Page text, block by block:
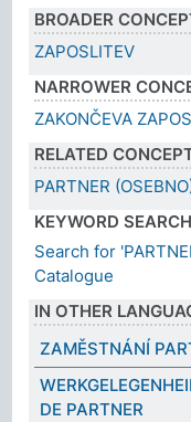
BROADER
ZAPOSLITEV
NARROWER
ZAKONČEVA
RELATED
PARTNER
KEYWORD SEARCH
Search for
Catalogue
IN OTHER
ZAMĚSTNÁNÍ
DE PARTNER